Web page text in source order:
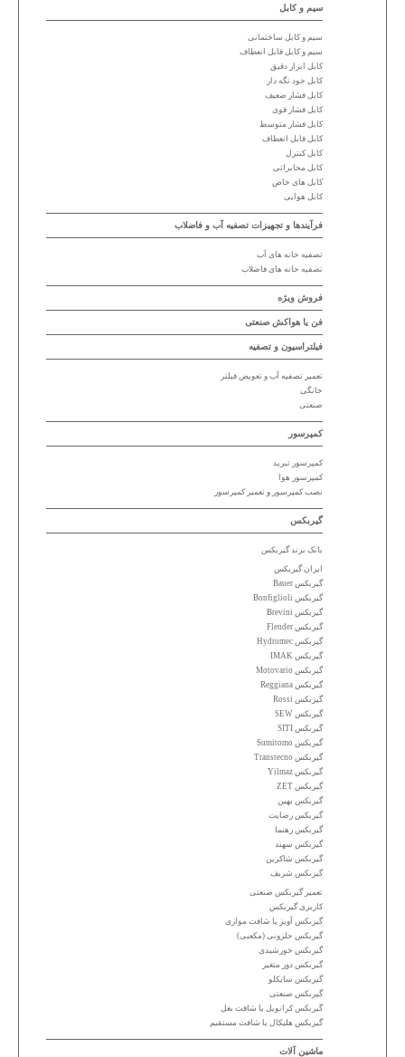
سیم و کابل
سیم و کابل ساختمانی
سیم و کابل قابل انعطاف
کابل ابزار دقیق
کابل خود نگه دار
کابل فشار ضعیف
کابل فشار قوی
کابل فشار متوسط
کابل قابل انعطاف
کابل کنترل
کابل مخابراتی
کابل های خاص
کابل هوایی
فرآیندها و تجهیزات تصفیه آب و فاضلاب
تصفیه خانه های آب
تصفیه خانه های فاضلاب
فروش ویژه
فن یا هواکش صنعتی
فیلتراسیون و تصفیه
تعمیر تصفیه آب و تعویض فیلتر
خانگی
صنعتی
کمپرسور
کمپرسور تبرید
کمپرسور هوا
نصب کمپرسور و تعمیر کمپرسور
گیربکس
بانک برند گیربکس
ایران گیربکس
گیربکس Bauer
گیربکس Bonfiglioli
گیربکس Brevini
گیربکس Flender
گیربکس Hydromec
گیربکس IMAK
گیربکس Motovario
گیربکس Reggiana
گیربکس Rossi
گیربکس SEW
گیربکس SITI
گیربکس Sumitomo
گیربکس Transtecno
گیربکس Yilmaz
گیربکس ZET
گیربکس بهین
گیربکس رضایت
گیربکس رهنما
گیربکس سهند
گیربکس شاکرین
گیربکس شریف
تعمیر گیربکس صنعتی
کاربری گیربکس
گیربکس آویز یا شافت موازی
گیربکس حلزونی (مکعبی)
گیربکس خورشیدی
گیربکس دور متغیر
گیربکس سایکلو
گیربکس صنعتی
گیربکس کرانویل یا شافت بغل
گیربکس هلیکال یا شافت مستقیم
ماشین آلات